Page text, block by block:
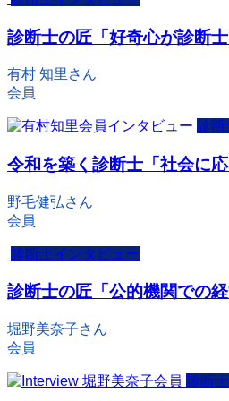
診断士の匠「好奇心が診断士
有村 知里さん
会員
診断
令和を築く診断士「社会に
野毛健弘さん
会員
診断士インタビュー
診断士の匠「公的機関での経
堀野美奈子さん
会員
診断